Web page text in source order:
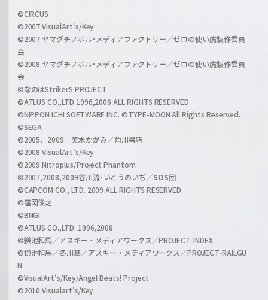
a
r
z
i
l
h
a
n
l
©CIRCUS
©2007 VisualArt's/Key
©2007 ヤマグチノボル･メディアファクトリー／ゼロの使い魔製作委員
会
©2008 ヤマグチノボル･メディアファクトリー／ゼロの使い魔製作委員
会
©なのはStrikerS PROJECT
©ATLUS CO.,LTD.1996,2006 ALL RIGHTS RESERVED.
©NIPPON ICHI SOFTWARE INC. ©TYPE-MOON All Rights Reserved.
©SEGA
©2005、2009 美水かがみ／角川書店
©2008 VisualArt's/Key
©2009 Nitroplus/Project Phantom
©2007,2008,2009谷川流･いとうのいぢ／SOS団
©CAPCOM CO., LTD. 2009 ALL RIGHTS RESERVED.
©窪岡俊之
©BNGI
©ATLUS CO.,LTD. 1996,2008
©鎌池和馬／アスキー・メディアワークス／PROJECT-INDEX
©鎌池和馬／冬川基／アスキー・メディアワークス／PROJECT-RAILGU
N
©VisualArt's/Key/Angel Beats! Project
©2010 Visualart's/Key